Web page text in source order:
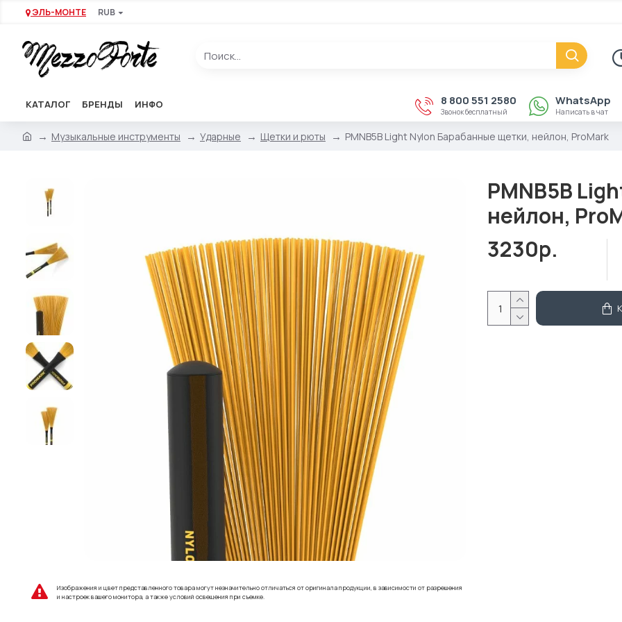
ЭЛЬ-МОНТЕ RUB
КАТАЛОГ БРЕНДЫ ИНФО 8 800 551 2580
Звонок бесплатный
WhatsApp
Написать в чат
Музыкальные инструменты Ударные Щетки и рюты PMNB5B Light Nylon Барабанные щетки, нейлон, ProMark
Изображения и цвет представленного товара могут незначительно отличаться от оригинала продукции, в зависимости от разрешения
и настроек вашего монитора, а также условий освещения при съемке.
PMNB5B
нейлон,
3230р.